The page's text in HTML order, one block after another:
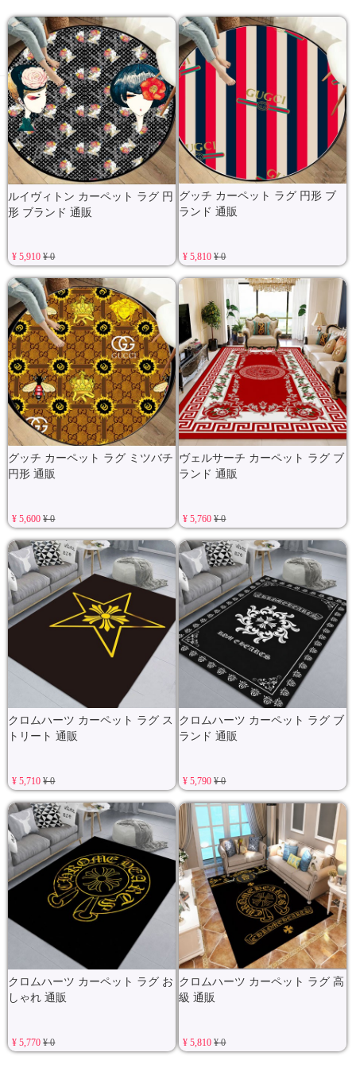
ルイヴィトン カーペット ラグ 円
形 ブランド 通販
¥ 5,910¥ 0
グッチ カーペット ラグ 円形 ブ
ランド 通販
¥ 5,810¥ 0
グッチ カーペット ラグ ミツバチ
円形 通販
¥ 5,600¥ 0
ヴェルサーチ カーペット ラグ ブ
ランド 通販
¥ 5,760¥ 0
クロムハーツ カーペット ラグ ス
トリート 通販
¥ 5,710¥ 0
クロムハーツ カーペット ラグ ブ
ランド 通販
¥ 5,790¥ 0
クロムハーツ カーペット ラグ お
しゃれ 通販
¥ 5,770¥ 0
クロムハーツ カーペット ラグ 高
級 通販
¥ 5,810¥ 0